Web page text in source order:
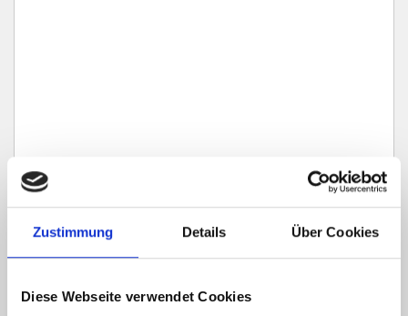
Zustimmung Details Über Cookies
Diese Webseite verwendet Cookies
Ich habe die Datenschutzerklärung
zur Kenntnis genommen. Ich stimme
zu, dass meine Angaben und Daten zur Beantwortung meiner Anfrage
elektronisch erhoben und gespeichert werden.
Hinweis: Sie können Ihre Einwilligung jederzeit für die Zukunft per E-Mail